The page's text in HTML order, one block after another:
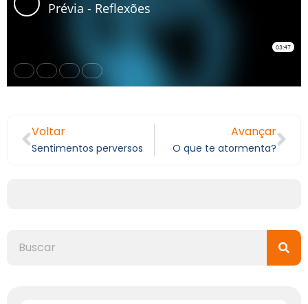
Voltar
Sentimentos perversos
Avançar
O que te atormenta?